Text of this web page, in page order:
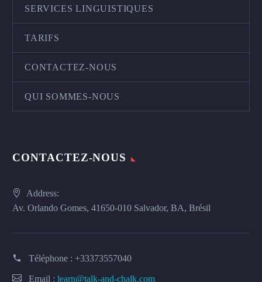
SERVICES LINGUISTIQUES
TARIFS
CONTACTEZ-NOUS
QUI SOMMES-NOUS
CONTACTEZ-NOUS
Address:
Av. Orlando Gomes, 41650-010 Salvador, BA, Brésil
Téléphone : +33373557040
Email : learn@talk-and-chalk.com